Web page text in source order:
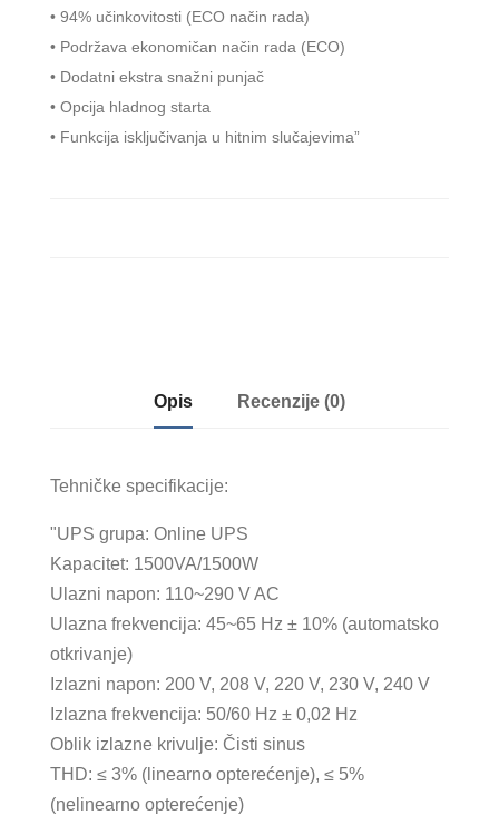
• 94% učinkovitosti (ECO način rada)
• Podržava ekonomičan način rada (ECO)
• Dodatni ekstra snažni punjač
• Opcija hladnog starta
• Funkcija isključivanja u hitnim slučajevima”
Opis Recenzije (0)
Tehničke specifikacije:
"UPS grupa: Online UPS
Kapacitet: 1500VA/1500W
Ulazni napon: 110~290 V AC
Ulazna frekvencija: 45~65 Hz ± 10% (automatsko
otkrivanje)
Izlazni napon: 200 V, 208 V, 220 V, 230 V, 240 V
Izlazna frekvencija: 50/60 Hz ± 0,02 Hz
Oblik izlazne krivulje: Čisti sinus
THD: ≤ 3% (linearno opterećenje), ≤ 5%
(nelinearno opterećenje)